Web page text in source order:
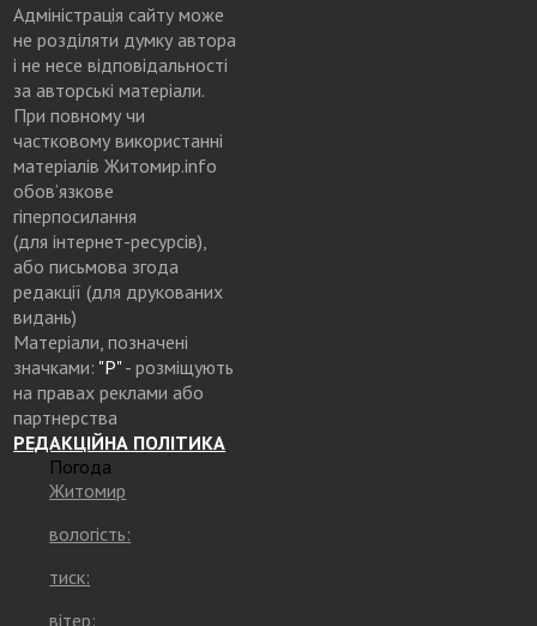
Адміністрація сайту може
не розділяти думку автора
і не несе відповідальності
за авторські матеріали.
При повному чи
частковому використанні
матеріалів Житомир.info
обов’язкове
гіперпосилання
(для інтернет-ресурсів),
або письмова згода
редакції (для друкованих
видань)
Матеріали, позначені
значками: "Р"- розміщують
на правах реклами або
партнерства
РЕДАКЦІЙНА ПОЛІТИКА
Погода
Житомир
вологість:
тиск:
вітер: